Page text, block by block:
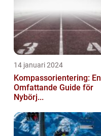
14 januari 2024
Kompassorientering: En
Omfattande Guide för
Nybörj...